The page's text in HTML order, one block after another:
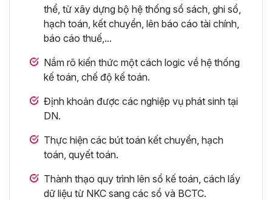
thể, từ xây dựng bộ hệ thống sổ sách, ghi sổ,
hạch toán, kết chuyển, lên báo cáo tài chính,
báo cáo thuế,...
Nắm rõ kiến thức một cách logic về hệ thống
kế toán, chế độ kế toán.
Định khoản được các nghiệp vụ phát sinh tại
DN.
Thực hiện các bút toán kết chuyển, hạch
toán, quyết toán.
Thành thạo quy trình lên sổ kế toán, cách lấy
dữ liệu từ NKC sang các sổ và BCTC.